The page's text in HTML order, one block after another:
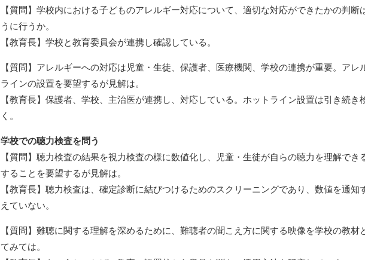
【質問】学校内における子どものアレルギー対応について、適切な対応ができたかの判断
うに行うか。
【教育長】学校と教育委員会が連携し確認している。
【質問】アレルギーへの対応は児童・生徒、保護者、医療機関、学校の連携が重要。アレ
ラインの設置を要望するが見解は。
【教育長】保護者、学校、主治医が連携し、対応している。ホットライン設置は引き続き
く。
学校での聴力検査を問う
【質問】聴力検査の結果を視力検査の様に数値化し、児童・生徒が自らの聴力を理解でき
することを要望するが見解は。
【教育長】聴力検査は、確定診断に結びつけるためのスクリーニングであり、数値を通知
えていない。
【質問】難聴に関する理解を深めるために、難聴者の聞こえ方に関する映像を学校の教材
てみては。